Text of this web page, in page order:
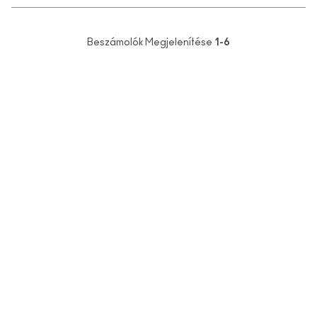
Beszámolók Megjelenítése 1-6